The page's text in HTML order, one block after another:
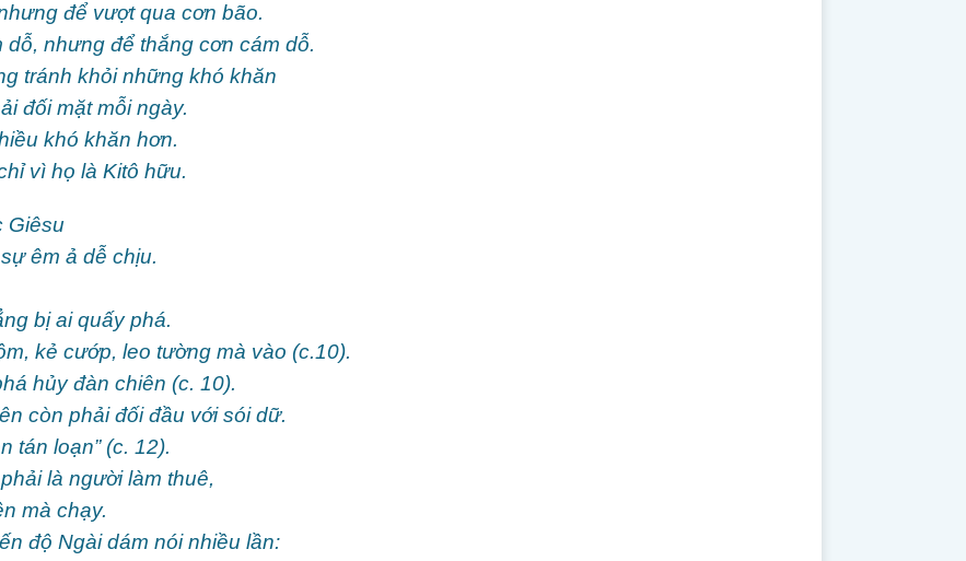
để vượt qua cơn bão.
nhưng để thắng cơn cám dỗ.
tránh khỏi những khó khăn
đối mặt mỗi ngày.
khó khăn hơn.
vì họ là Kitô hữu.
Giêsu
êm ả dễ chịu.
bị ai quấy phá.
kẻ cướp, leo tường mà vào (c.10).
hủy đàn chiên (c. 10).
còn phải đối đầu với sói dữ.
tán loạn” (c. 12).
là người làm thuê,
mà chạy.
độ Ngài dám nói nhiều lần: